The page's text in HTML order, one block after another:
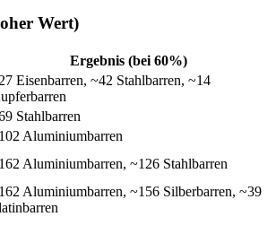
Wert)
Ergebnis (bei 60%)
Eisenbarren, ~42 Stahlbarren, ~14
Stahlbarren
Aluminiumbarren
Aluminiumbarren, ~126 Stahlbarren
Aluminiumbarren, ~156 Silberbarren, ~39